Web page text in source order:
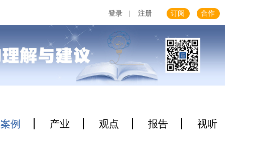
登录 注册 订阅 合作
案例 产业 观点 报告 视听